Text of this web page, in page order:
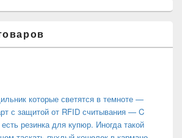
которые светятся в темноте —
с защитой от RFID считывания — C
резинка для купюр. Иногда такой